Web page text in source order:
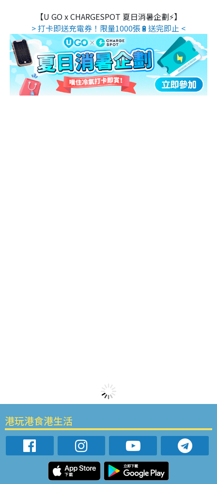
【U GO x CHARGESPOT 夏日消暑企劃⚡】
> 打卡即送充電券！限量1000張🔋送完即止 <
港玩港食港生活